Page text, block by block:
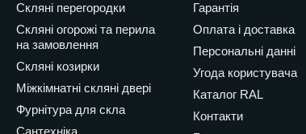
особливостейогорожі зі скламожуть
скляну перегородку, - її установка не вимагає
Таким чином, перегородки для офісу зі скла
використовується загартоване скло товщиною 10
Скляні перегородки
Скляні огорожі та перила
на замовлення
Скляні козирки
Міжкімнатні скляні двері
Фурнітура для скла
Сантехніка
Гарантія
Оплата і доставка
Персональні данні
Угода користувача
Каталог RAL
Контакти